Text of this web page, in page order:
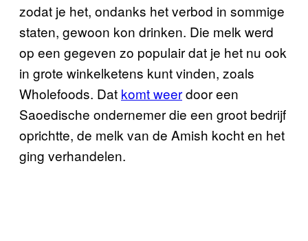
zodat je het, ondanks het verbod in sommige
staten, gewoon kon drinken. Die melk werd
op een gegeven zo populair dat je het nu ook
in grote winkelketens kunt vinden, zoals
Wholefoods. Dat komt weerdoor een
Saoedische ondernemer die een groot bedrijf
oprichtte, de melk van de Amish kocht en het
ging verhandelen.